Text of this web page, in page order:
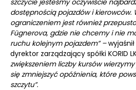
dostępnością pojazdów i kierowców.
ograniczeniem jest również
Fügnerova, gdzie nie chcemy i nie
ruchu kolejnym pojazdem” –
dyrektor zarządzający spółki KORID
zwiększeniem liczby kursów
się zmniejszyć opóźnienia, które
szczytu”.